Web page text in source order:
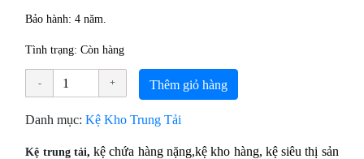
Bảo hành: 4 năm.
Tình trạng: Còn hàng
Thêm giỏ hàng
Danh mục:Kệ Kho Trung Tải
Kệ trung tải, kệ chứa hàng nặng,kệ kho hàng, kệ siêu thị sản